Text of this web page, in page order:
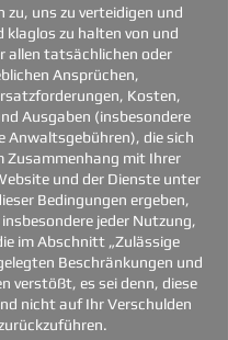
zu, uns zu verteidigen und
klaglos zu halten von und
allen tatsächlichen oder
Ansprüchen,
Kosten,
Ausgaben (insbesondere
Anwaltsgebühren), die sich
Zusammenhang mit Ihrer
und der Dienste unter
Bedingungen ergeben,
jeder Nutzung,
im Abschnitt „Zulässige
Beschränkungen und
verstößt, es sei denn, diese
nicht auf Ihr Verschulden